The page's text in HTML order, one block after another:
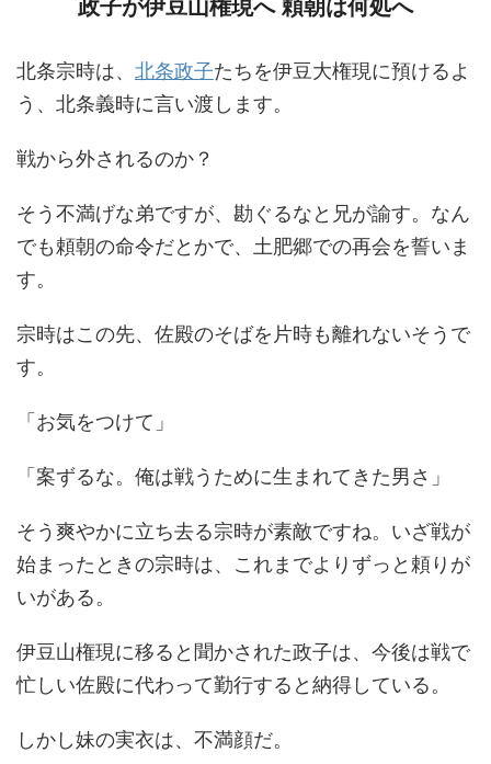
政子が伊豆山権現へ 頼朝は何処へ
北条宗時は、 北条政子たちを伊豆大権現に預けるよ
う、北条義時に言い渡します。
戦から外されるのか？
そう不満げな弟ですが、勘ぐるなと兄が諭す。なん
でも頼朝の命令だとかで、土肥郷での再会を誓いま
す。
宗時はこの先、佐殿のそばを片時も離れないそうで
す。
「お気をつけて」
「案ずるな。俺は戦うために生まれてきた男さ」
そう爽やかに立ち去る宗時が素敵ですね。いざ戦が
始まったときの宗時は、これまでよりずっと頼りが
いがある。
伊豆山権現に移ると聞かされた政子は、今後は戦で
忙しい佐殿に代わって勤行すると納得している。
しかし妹の実衣は、不満顔だ。